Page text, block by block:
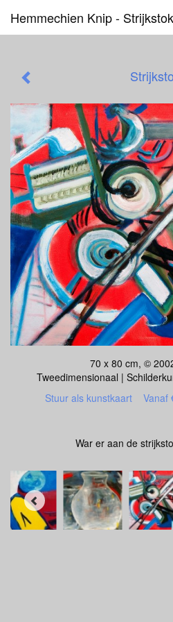
Hemmechien Knip - Strijkstok
70 x 80 cm, ©
Tweedimensionaal |
Stuur als kunstkaart Vanaf
War er aan de